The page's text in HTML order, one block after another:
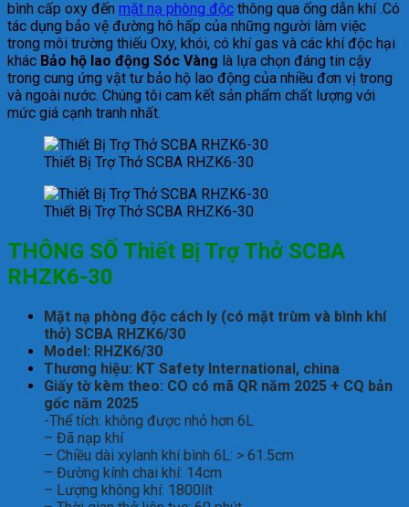
bình cấp oxy đến mặt nạ phòng độc thông qua ống dẫn khí .Có
tác dụng bảo vệ đường hô hấp của những người làm việc
trong môi trường thiếu Oxy, khói, có khí gas và các khí độc hại
khác Bảo hộ lao động Sóc Vàng là lựa chọn đáng tin cậy
trong cung ứng vật tư bảo hộ lao động của nhiều đơn vị trong
và ngoài nước. Chúng tôi cam kết sản phẩm chất lượng với
mức giá cạnh tranh nhất.
Thiết Bị Trợ Thở SCBA RHZK6-30
Thiết Bị Trợ Thở SCBA RHZK6-30
THÔNG SỐ Thiết Bị Trợ Thở SCBA
RHZK6-30
Mặt nạ phòng độc cách ly (có mặt trùm và bình khí
thở) SCBA RHZK6/30
Model: RHZK6/30
Thương hiệu: KT Safety International, china
Giấy tờ kèm theo: CO có mã QR năm 2025 + CQ bản
gốc năm 2025
-Thể tích: không được nhỏ hơn 6L
– Đã nạp khí
– Chiều dài xylanh khí bình 6L: > 61.5cm
– Đường kính chai khí: 14cm
– Lượng không khí: 1800lít